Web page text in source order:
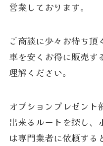
営業しております。
ご商談に少々お待ち頂
車を安くお得に販売す
理解ください。
オプションプレゼント
出来るルートを探し、
は専門業者に依頼する